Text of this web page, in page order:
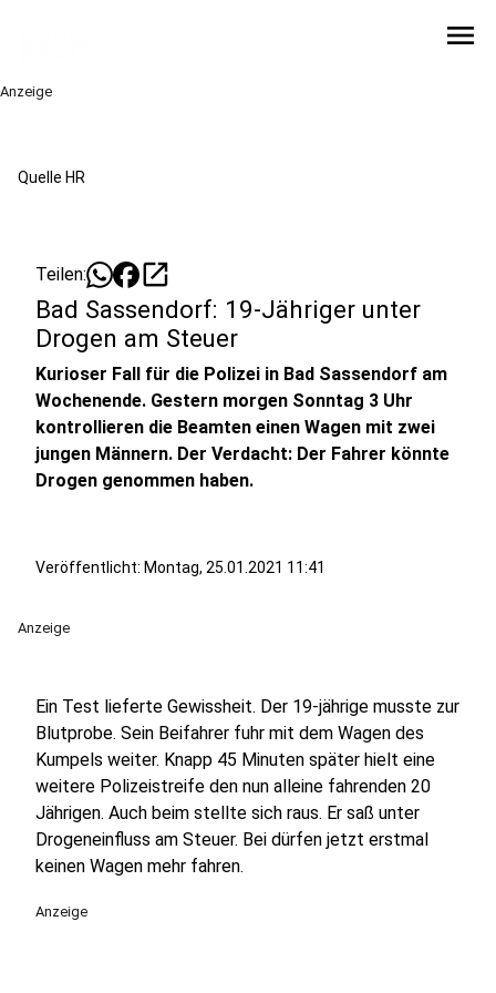
menu
Anzeige
Quelle HR
Teilen: open_in_new
Bad Sassendorf: 19-Jähriger unter
Drogen am Steuer
Kurioser Fall für die Polizei in Bad Sassendorf am
Wochenende. Gestern morgen Sonntag 3 Uhr
kontrollieren die Beamten einen Wagen mit zwei
jungen Männern. Der Verdacht: Der Fahrer könnte
Drogen genommen haben.
Veröffentlicht: Montag, 25.01.2021 11:41
Anzeige
Ein Test lieferte Gewissheit. Der 19-jährige musste zur
Blutprobe. Sein Beifahrer fuhr mit dem Wagen des
Kumpels weiter. Knapp 45 Minuten später hielt eine
weitere Polizeistreife den nun alleine fahrenden 20
Jährigen. Auch beim stellte sich raus. Er saß unter
Drogeneinfluss am Steuer. Bei dürfen jetzt erstmal
keinen Wagen mehr fahren.
Anzeige